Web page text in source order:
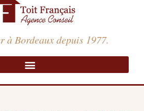
b
o
o
k
-
f
a
m
i
n
à Bordeaux depuis 1977.